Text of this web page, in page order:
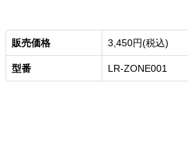
販売価格 3,450円(税込)
型番 LR-ZONE001